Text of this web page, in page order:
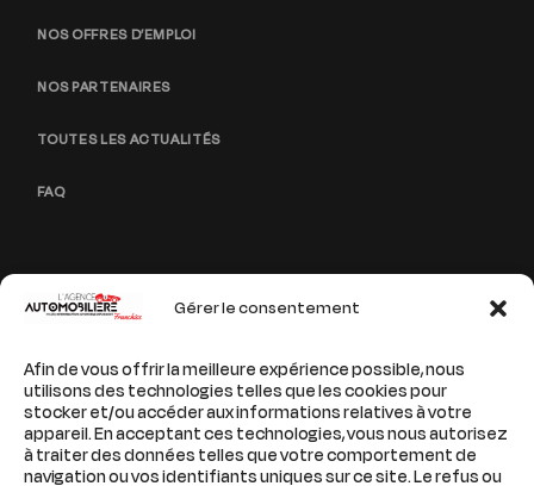
Gérer le consentement
Afin de vous offrir la meilleure expérience possible, nous
utilisons des technologies telles que les cookies pour
stocker et/ou accéder aux informations relatives à votre
appareil. En acceptant ces technologies, vous nous autorisez
à traiter des données telles que votre comportement de
navigation ou vos identifiants uniques sur ce site. Le refus ou
NOS OFFRES D’EMPLOI
NOS PARTENAIRES
TOUTES LES ACTUALITÉS
FAQ
PAGES LÉGALES
MENTIONS LÉGALES
POLITIQUE DE CONFIDENTIALITÉ
PLAN DE SITE